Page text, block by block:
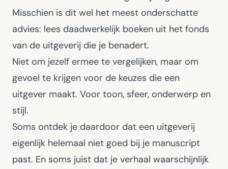
Misschien is dit wel het meest onderschatte
advies: lees daadwerkelijk boeken uit het fonds
van de uitgeverij die je benadert.
Niet om jezelf ermee te vergelijken, maar om
gevoel te krijgen voor de keuzes die een
uitgever maakt. Voor toon, sfeer, onderwerp en
stijl.
Soms ontdek je daardoor dat een uitgeverij
eigenlijk helemaal niet goed bij je manuscript
past. En soms juist dat je verhaal waarschijnlijk